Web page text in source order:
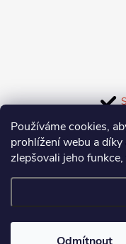
Používáme cookies,
prohlížení webu a
zlepšovali jeho
Facebook
Informace